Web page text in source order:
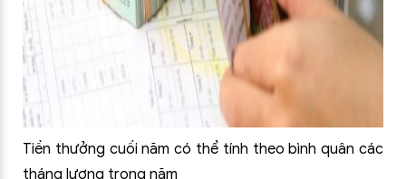
Tiền thưởng cuối năm có thể tính theo bình quân các
tháng lương trong năm